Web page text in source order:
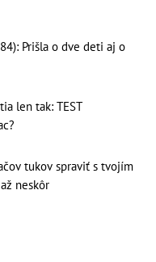
Prišla o dve deti aj o
len tak: TEST
tukov spraviť s tvojím
neskôr